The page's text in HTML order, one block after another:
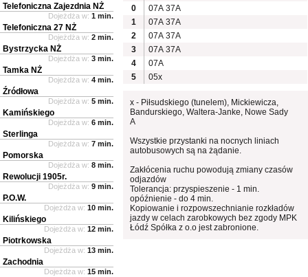
0
07A 37A
1
07A 37A
2
07A 37A
3
07A 37A
4
07A
5
05x
x - Piłsudskiego (tunelem), Mickiewicza,
Bandurskiego, Waltera-Janke, Nowe Sady
A
Wszystkie przystanki na nocnych liniach
autobusowych są na żądanie.
Zakłócenia ruchu powodują zmiany czasów
odjazdów
Tolerancja: przyspieszenie - 1 min.
opóźnienie - do 4 min.
Kopiowanie i rozpowszechnianie rozkładów
jazdy w celach zarobkowych bez zgody MPK
Łódź Spółka z o.o jest zabronione.
Telefoniczna Zajezdnia NŻ
Dojeżdża w: 1 min.
Telefoniczna 27 NŻ
Dojeżdża w: 2 min.
Bystrzycka NŻ
Dojeżdża w: 3 min.
Tamka NŻ
Dojeżdża w: 4 min.
Źródłowa
Dojeżdża w: 5 min.
Kamińskiego
Dojeżdża w: 6 min.
Sterlinga
Dojeżdża w: 7 min.
Pomorska
Dojeżdża w: 8 min.
Rewolucji 1905r.
Dojeżdża w: 9 min.
P.O.W.
Dojeżdża w: 10 min.
Kilińskiego
Dojeżdża w: 12 min.
Piotrkowska
Dojeżdża w: 13 min.
Zachodnia
Dojeżdża w: 15 min.